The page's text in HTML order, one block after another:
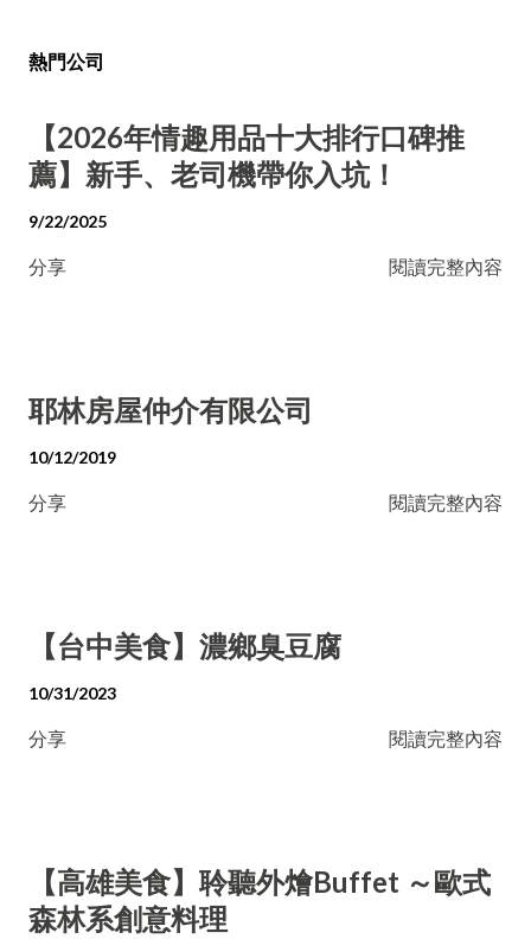
熱門公司
【2026年情趣用品十大排行口碑推
薦】新手、老司機帶你入坑！
9/22/2025
分享 閱讀完整內容
耶林房屋仲介有限公司
10/12/2019
分享 閱讀完整內容
【台中美食】濃鄉臭豆腐
10/31/2023
分享 閱讀完整內容
【高雄美食】聆聽外燴Buffet ～歐式
森林系創意料理